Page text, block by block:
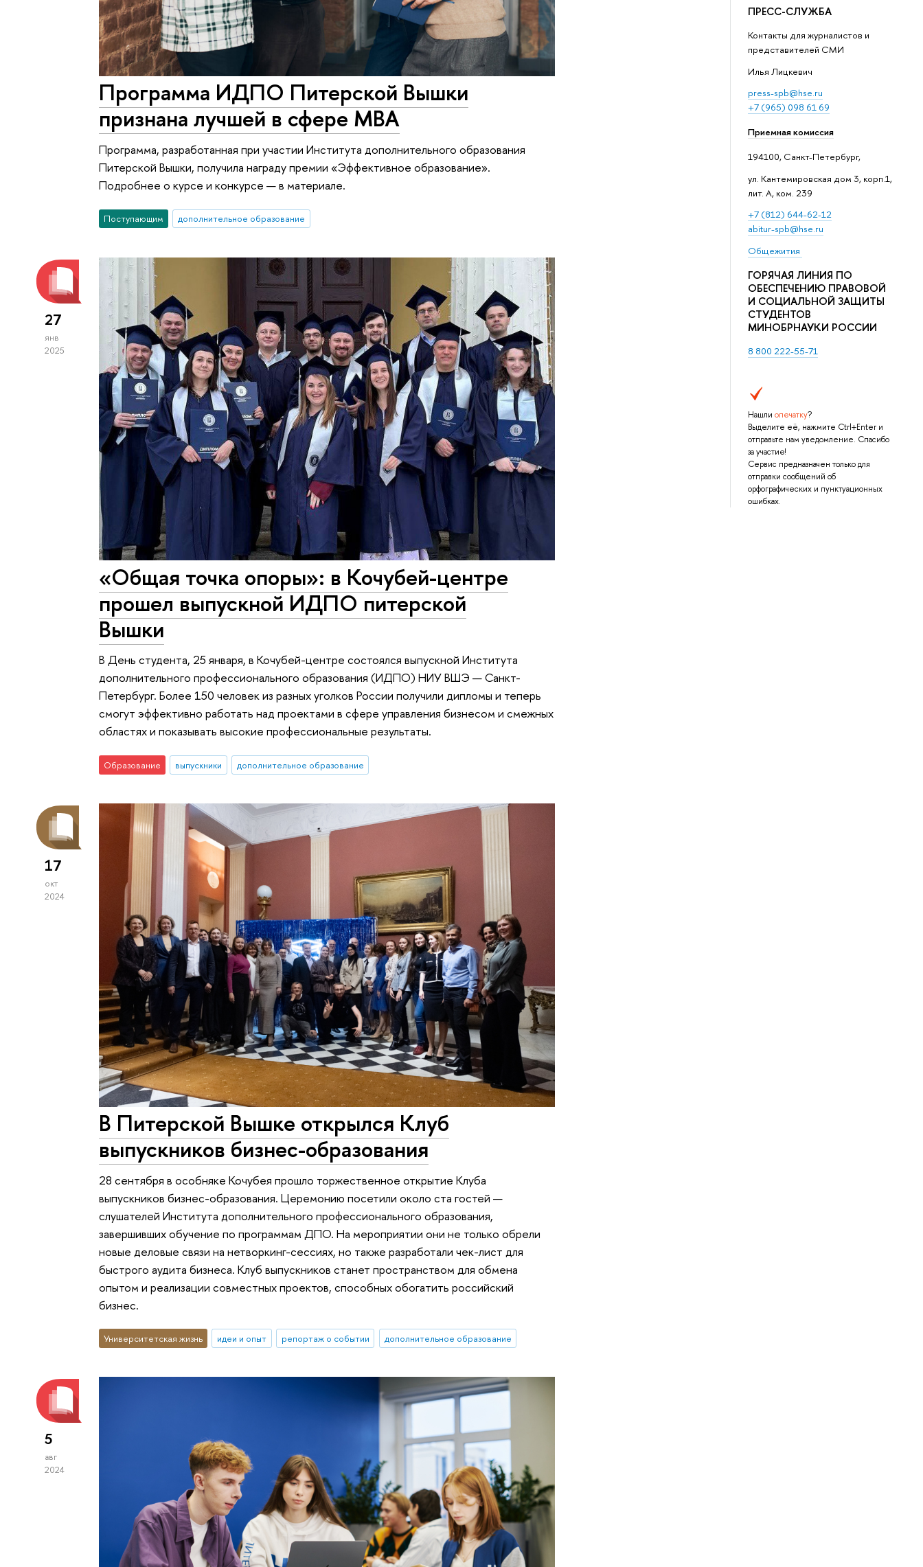
ПРЕСС-СЛУЖБА
Контакты для журналистов и
представителей СМИ
Илья Лицкевич
press-spb@hse.ru
+7 (965) 098 61 69
Приемная комиссия
194100, Санкт-Петербург,
ул. Кантемировская дом 3, корп.1,
лит. А, ком. 239
+7 (812) 644-62-12
abitur-spb@hse.ru
Общежития
ГОРЯЧАЯ ЛИНИЯ ПО
ОБЕСПЕЧЕНИЮ ПРАВОВОЙ
И СОЦИАЛЬНОЙ ЗАЩИТЫ
СТУДЕНТОВ
МИНОБРНАУКИ РОССИИ
8 800 222-55-71
Нашли опечатку?
Выделите её, нажмите Ctrl+Enter и
отправьте нам уведомление. Спасибо
за участие!
Сервис предназначен только для
отправки сообщений об
орфографических и пунктуационных
ошибках.
Программа ИДПО Питерской Вышки
признана лучшей в сфере MBA
Программа, разработанная при участии Института дополнительного образования
Питерской Вышки, получила награду премии «Эффективное образование».
Подробнее о курсе и конкурсе — в материале.
Поступающим дополнительное образование
27
янв
2025
«Общая точка опоры»: в Кочубей-центре
прошел выпускной ИДПО питерской
Вышки
В День студента, 25 января, в Кочубей-центре состоялся выпускной Института
дополнительного профессионального образования (ИДПО) НИУ ВШЭ — Санкт-
Петербург. Более 150 человек из разных уголков России получили дипломы и теперь
смогут эффективно работать над проектами в сфере управления бизнесом и смежных
областях и показывать высокие профессиональные результаты.
Образование выпускники дополнительное образование
17
окт
2024
В Питерской Вышке открылся Клуб
выпускников бизнес-образования
28 сентября в особняке Кочубея прошло торжественное открытие Клуба
выпускников бизнес-образования. Церемонию посетили около ста гостей —
слушателей Института дополнительного профессионального образования,
завершивших обучение по программам ДПО. На мероприятии они не только обрели
новые деловые связи на нетворкинг-сессиях, но также разработали чек-лист для
быстрого аудита бизнеса. Клуб выпускников станет пространством для обмена
опытом и реализации совместных проектов, способных обогатить российский
бизнес.
Университетская жизнь идеи и опыт репортаж о событии дополнительное образование
5
авг
2024